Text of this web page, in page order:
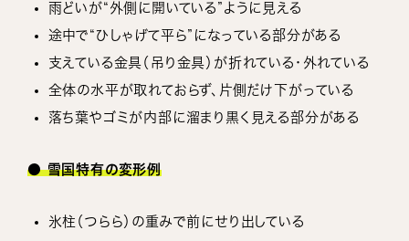
雨どいが“外側に開いている”ように見える
途中で“ひしゃげて平ら”になっている部分がある
支えている金具（吊り金具）が折れている・外れている
全体の水平が取れておらず、片側だけ下がっている
落ち葉やゴミが内部に溜まり黒く見える部分がある
● 雪国特有の変形例
氷柱（つらら）の重みで前にせり出している